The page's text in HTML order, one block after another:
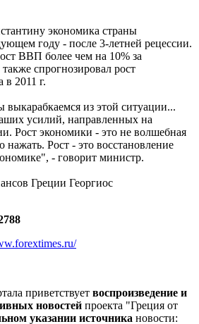
экономика страны
году - после 3-летней рецессии.
ВВП более чем на 10% за
спрогнозировал рост
в 2011 г.
выкарабкаемся из этой ситуации...
усилий, направленных на
Рост экономики - это не волшебная
Рост - это восстановление
- говорит министр.
Греции Георгиос
приветствует воспроизведение и
новостей проекта "Греция от
указании источника новости: